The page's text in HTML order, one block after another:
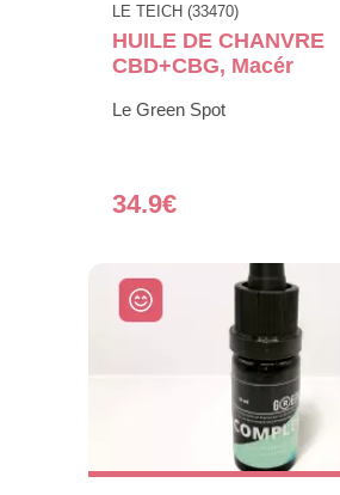
LE TEICH (33470)
HUILE DE CHANVRE
CBD+CBG, Macér
Le Green Spot
34.9€